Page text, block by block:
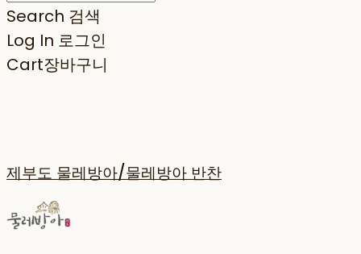
Search 검색
Log In 로그인
Cart장바구니
제부도 물레방아/물레방아 반찬